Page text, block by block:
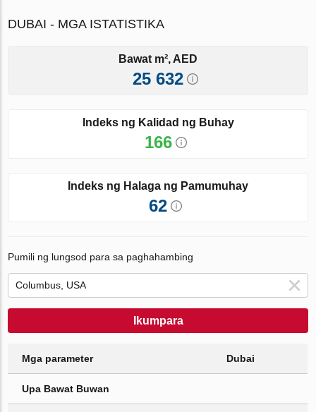
DUBAI - MGA ISTATISTIKA
Bawat m², AED
25 632
Indeks ng Kalidad ng Buhay
166
Indeks ng Halaga ng Pamumuhay
62
Pumili ng lungsod para sa paghahambing
Ikumpara
Mga parameter Dubai
Upa Bawat Buwan